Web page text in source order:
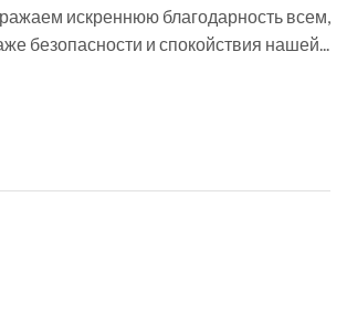
искреннюю благодарность всем,
безопасности и спокойствия нашей...